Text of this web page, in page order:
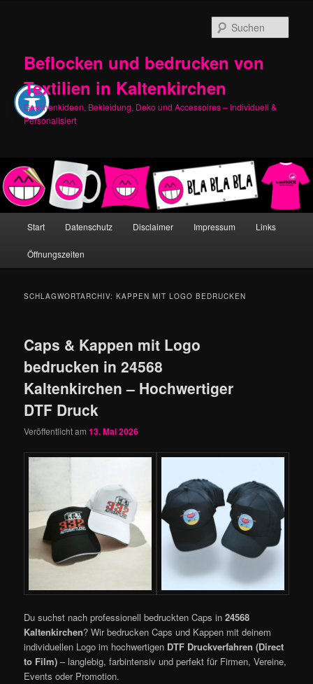
Beflocken und bedrucken von
Textilien in Kaltenkirchen
Geschenkideen, Bekleidung, Deko und Accessoires – Individuell &
Personalisiert
Start Datenschutz Disclaimer Impressum Links
Öffnungszeiten
SCHLAGWORTARCHIV:KAPPEN MIT LOGO BEDRUCKEN
Caps & Kappen mit Logo
bedrucken in 24568
Kaltenkirchen – Hochwertiger
DTF Druck
Veröffentlicht am13. Mai 2026
Du suchst nach professionell bedruckten Caps in24568
Kaltenkirchen? Wir bedrucken Caps und Kappen mit deinem
individuellen Logo im hochwertigen DTF Druckverfahren (Direct
to Film) – langlebig, farbintensiv und perfekt für Firmen, Vereine,
Events oder Promotion.